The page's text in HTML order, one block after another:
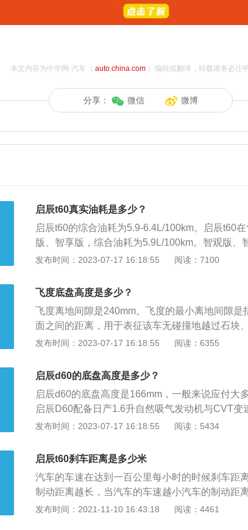
本文内容为中华网·汽车（ auto.china.com）编辑或翻译，转载请务必注明
分享： 微信 微博
启辰t60真实油耗是多少？
启辰t60的综合油耗为5.9-6.4L/100km。启辰t60
版、智享版，综合油耗为5.9L/100km。智观版、
m。以上是NEDC综合油耗，是车辆在NEDC测试
因素如下：汽车重量：体积越大、重量越重的汽
排量在1.6的小型家用车，重量在1.2吨左右，油
况下计算的），而SUV车型，重量1.5吨左右，
致汽车的油耗不一样。风阻：风阻越大，汽车在
果汽车的流线型比较好，风阻就越低，风阻越低
期在这个扭矩输出点的时候，汽车的油耗就会大
车大约在70公里每小时，大排量的汽车大约是
经济的转速区间，汽车就能获得最少的油耗。驾
发布时间：2023-07-17 16:18:55 阅读：7100
飞度底盘高度是多少？
飞度离地间隙是240mm。飞度的最小离地间隙
面之间的距离，用于表征该车无碰撞地越过石块
离地间隙越高，通过性就越好，不过如果飞度离
9日上市，定位于"劲酷两厢车"的第三代，针对追
部宽敞。飞度的轴距为2530毫米，长宽高分别是
米。一般来说，轿车的离地间隙在110毫米到150
00毫米到250毫米之间。但飞度的离地间隙不是
载状况，因此要根据飞度的负载变化的情况考虑
面，一般在城市中路面较好时，选择离地间隙低
度；如果长期出入外地或行驶在路面条件较差的
可选择离地间隙较高的车辆，以避免底盘受到剐
发布时间：2023-07-17 16:18:55 阅读：6355
启辰d60的底盘高度是多少？
启辰d60的底盘高度是166mm，一般来说应付大
启辰D60配备日产1.6升自然吸气发动机与CVT
与后扭力梁非独立悬挂。启辰d60是东风日产启
油箱容积是50升，匹配CVT无级变速、5挡手动变
发布时间：2023-07-17 16:18:55 阅读：5434
启辰t60刹车距离是多少米
汽车的车速在达到一百公里每小时的时候刹车距
制动距离越长，当汽车的车速越小汽车的制动距
的影响。汽车刹车的时候在刹车盘和刹车鼓上进
发布时间：2021-11-10 16:43:18 阅读：4461